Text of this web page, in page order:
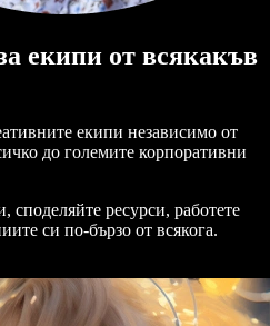
екипи от всякакъв
екипи независимо от
до големите корпоративни
споделяйте ресурси, работете
си по-бързо от всякога.